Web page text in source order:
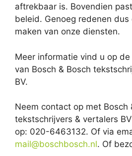
aftrekbaar is. Bovendien
beleid. Genoeg redenen dus
maken van onze diensten.
Meer informatie vind u op
van Bosch & Bosch
BV.
Neem contact op met Bosch
tekstschrijvers & vertalers
op: 020-6463132. Of via
mail@boschbosch.nl. Of